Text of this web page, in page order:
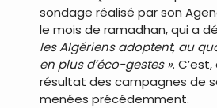
sondage réalisé par son
le mois de ramadhan, qui a
les Algériens adoptent, au
en plus d’éco-gestes ».
résultat des campagnes de
menées précédemment.